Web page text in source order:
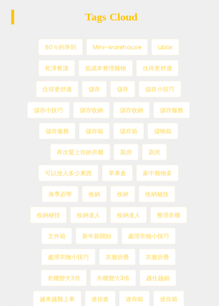
Tags Cloud
80％的準則 Mini-warehouse ubox
乾淨整潔 低成本整理雜物 住得更舒適
住得更舒適 儲存 儲存 儲存小技巧
儲存小技巧 儲存收納 儲存收納 儲存服務
儲存服務 儲存箱 儲存箱 儲物箱
再次愛上你的衣櫃 劏房 劏房
可以放入多少東西 單車倉 家中雜物多
換季必學 收納 收納 收納秘技
收納秘技 收納達人 收納達人 整理衣櫃
文件箱 新年新開始 處理衣物小技巧
處理衣物小技巧 衣服折疊 衣服折疊
衣櫃變大3倍 衣櫃變大3倍 越住越細
越來越難上車 迷你倉 迷你箱 迷你箱